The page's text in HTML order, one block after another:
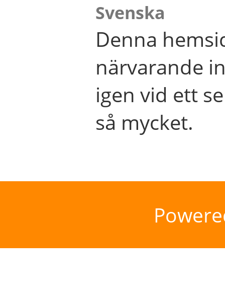
Svenska
Denna
närvarande
igen vid ett
så mycket.